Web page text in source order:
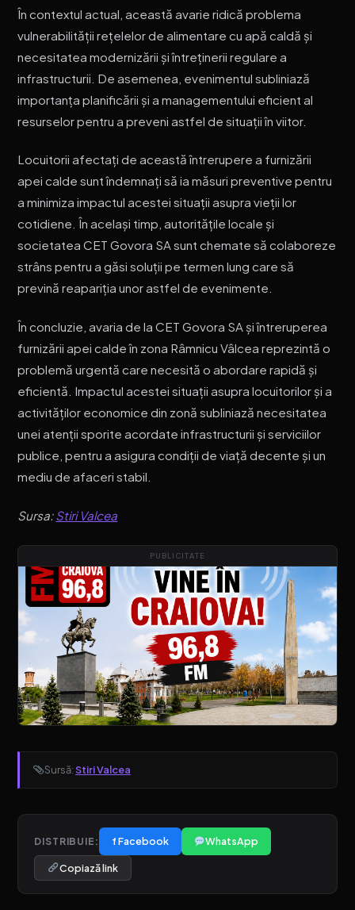
În contextul actual, această avarie ridică problema
vulnerabilității rețelelor de alimentare cu apă caldă și
necesitatea modernizării și întreținerii regulare a
infrastructurii. De asemenea, evenimentul subliniază
importanța planificării și a managementului eficient al
resurselor pentru a preveni astfel de situații în viitor.
Locuitorii afectați de această întrerupere a furnizării
apei calde sunt îndemnați să ia măsuri preventive pentru
a minimiza impactul acestei situații asupra vieții lor
cotidiene. În același timp, autoritățile locale și
societatea CET Govora SA sunt chemate să colaboreze
strâns pentru a găsi soluții pe termen lung care să
prevină reapariția unor astfel de evenimente.
În concluzie, avaria de la CET Govora SA și întreruperea
furnizării apei calde în zona Râmnicu Vâlcea reprezintă o
problemă urgentă care necesită o abordare rapidă și
eficientă. Impactul acestei situații asupra locuitorilor și a
activităților economice din zonă subliniază necesitatea
unei atenții sporite acordate infrastructurii și serviciilor
publice, pentru a asigura condiții de viață decente și un
mediu de afaceri stabil.
Sursa:Stiri Valcea
PUBLICITATE
Sursă:Stiri Valcea
DISTRIBUIE: f Facebook WhatsApp
Copiază link